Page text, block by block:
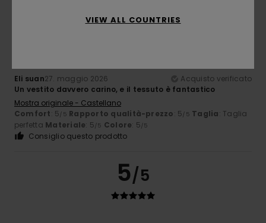
5/5
Eli suan27. maggio 2026
Acquisto verificato
Un vestito davvero carino, e il tessuto è fantastico
Mostra originale - Castellano
Comfort: 5/5 Rapporto qualità-prezzo: 5/5 Taglia: Taglia
perfetta Materiale: 5/5 Colore: 5/5
Consiglio questo prodotto
5/5
VIEW ALL COUNTRIES